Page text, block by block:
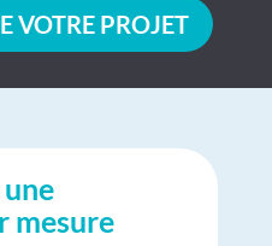
VOTRE PROJET
mesure